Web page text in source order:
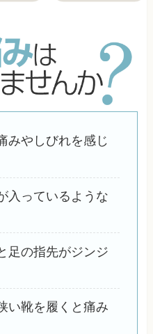
みやしびれを感じ
入っているような
足の指先がジンジ
い靴を履くと痛み